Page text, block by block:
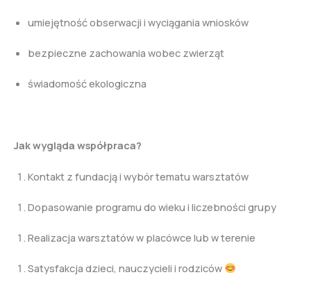
umiejętność obserwacji i wyciągania wniosków
bezpieczne zachowania wobec zwierząt
świadomość ekologiczna
Jak wygląda współpraca?
Kontakt z fundacją i wybór tematu warsztatów
Dopasowanie programu do wieku i liczebności grupy
Realizacja warsztatów w placówce lub w terenie
Satysfakcja dzieci, nauczycieli i rodziców